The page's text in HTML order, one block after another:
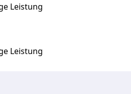
Leistung
Leistung